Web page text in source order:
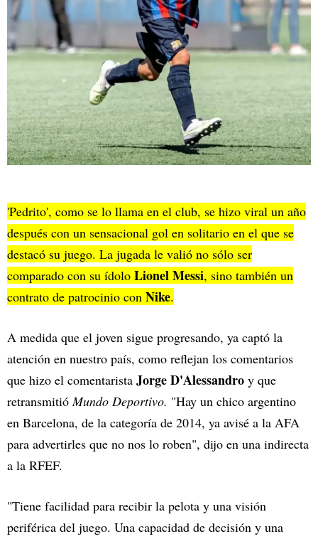
'Pedrito', como se lo llama en el club, se hizo viral un año
después con un sensacional gol en solitario en el que se
destacó su juego. La jugada le valió no sólo ser
comparado con su ídolo Lionel Messi, sino también un
contrato de patrocinio con Nike.
A medida que el joven sigue progresando, ya captó la
atención en nuestro país, como reflejan los comentarios
que hizo el comentarista Jorge D'Alessandro y que
retransmitióMundo Deportivo. "Hay un chico argentino
en Barcelona, de la categoría de 2014, ya avisé a la AFA
para advertirles que no nos lo roben", dijo en una indirecta
a la RFEF.
"Tiene facilidad para recibir la pelota y una visión
periférica del juego. Una capacidad de decisión y una